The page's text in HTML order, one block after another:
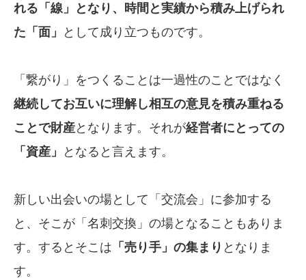
れる「線」となり、時間と実績から積み上げられ
た「面」
として成り立つものです。
「繋がり」をつくることは一過性のことではなく
継続してお互いに理解し相互の意見を積み重ねる
ことで財産となります。それが経営者にとっての
「資産」
となると言えます。
新しい出会いの場として「交流会」に参加する
と、そこが「名刺交換」の場となることもありま
す。するとそこは 「売り手」の集まり となりま
す。